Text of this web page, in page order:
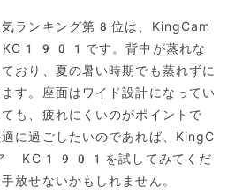
気ランキング第8位は、KingCam
です。背中が蒸れな
おり、夏の暑い時期でも蒸れずに
す。座面はワイド設計になってい
も、疲れにくいのがポイントで
に過ごしたいのであれば、KingC
KC1901を試してみてくだ
放せないかもしれません。